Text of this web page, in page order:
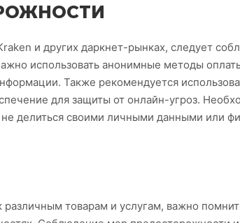
и других даркнет-рынках, следует
использовать анонимные методы
Также рекомендуется
для защиты от онлайн-угроз.
делиться своими личными данными или
товарам и услугам, важно